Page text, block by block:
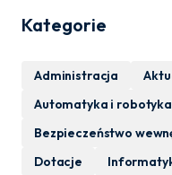
Kategorie
Administracja
Automatyka i robotyka
Bezpieczeństwo
Dotacje